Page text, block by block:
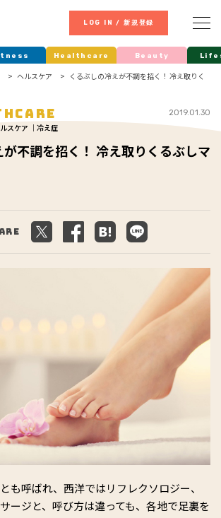
LOG IN / 新規登録
Healthcare Beauty
ヘルスケア
くるぶしの冷えが不調を招く！ 冷え取りく
スケア ｜冷え症
2019.01.30
が不調を招く！ 冷え取りくるぶしマ
も呼ばれ、西洋ではリフレクソロジー、
ージと、呼び方は違っても、各地で足裏を